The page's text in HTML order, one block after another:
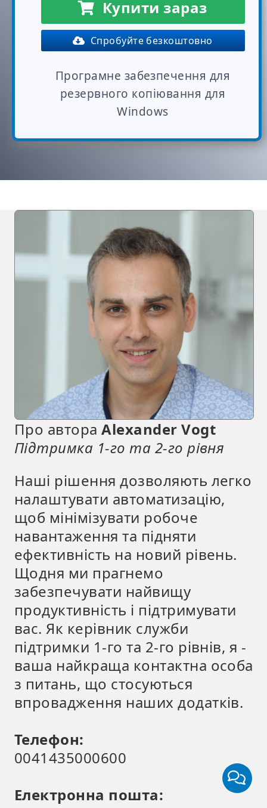
Купити зараз
Спробуйте безкоштовно
Програмне забезпечення для
резервного копіювання для
Windows
Про автораAlexander Vogt
Підтримка 1-го та 2-го рівня
Наші рішення дозволяють легко
налаштувати автоматизацію,
щоб мінімізувати робоче
навантаження та підняти
ефективність на новий рівень.
Щодня ми прагнемо
забезпечувати найвищу
продуктивність і підтримувати
вас. Як керівник служби
підтримки 1-го та 2-го рівнів, я -
ваша найкраща контактна особа
з питань, що стосуються
впровадження наших додатків.
Телефон:
0041435000600
Електронна пошта: